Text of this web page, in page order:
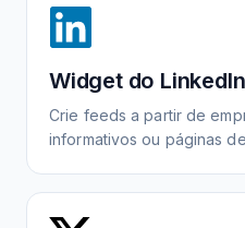
Widget do LinkedIn
Crie feeds a partir de
informativos ou páginas